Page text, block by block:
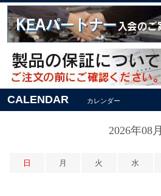
CALENDAR カレンダー
2026年08月
日 月 火 水